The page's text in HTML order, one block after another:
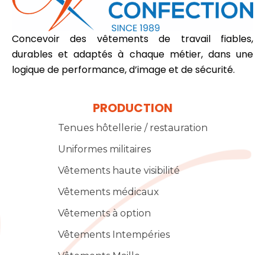
Concevoir des vêtements de travail fiables,
durables et adaptés à chaque métier, dans une
logique de performance, d’image et de sécurité.
PRODUCTION
Tenues hôtellerie / restauration
Uniformes militaires
Vêtements haute visibilité
Vêtements médicaux
Vêtements à option
Vêtements Intempéries